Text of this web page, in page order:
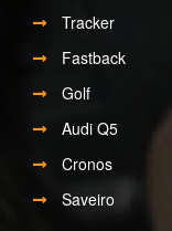
Tracker
Fastback
Golf
Audi Q5
Cronos
Saveiro